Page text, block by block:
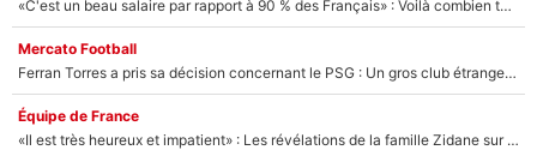
«C'est un beau salaire par rapport à 90 % des Français» : Voilà combien touchait Nelson Monfort sur France Télévisions avant de rejoindre CNews
Mercato Football
Ferran Torres a pris sa décision concernant le PSG : Un gros club étranger prêt à relancer le feuilleton pour la signature du champion du monde 2026 !
Équipe de France
«Il est très heureux et impatient» : Les révélations de la famille Zidane sur sa prise de pouvoir en équipe de France !